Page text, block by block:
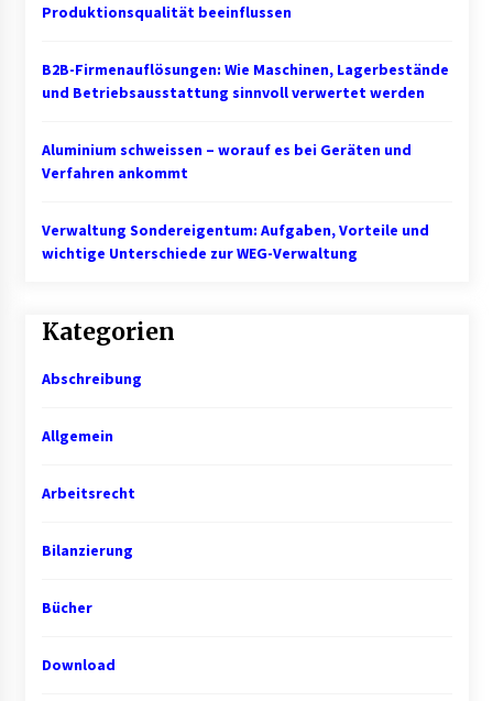
Produktionsqualität beeinflussen
B2B-Firmenauflösungen: Wie Maschinen, Lagerbestände
und Betriebsausstattung sinnvoll verwertet werden
Aluminium schweissen – worauf es bei Geräten und
Verfahren ankommt
Verwaltung Sondereigentum: Aufgaben, Vorteile und
wichtige Unterschiede zur WEG-Verwaltung
Kategorien
Abschreibung
Allgemein
Arbeitsrecht
Bilanzierung
Bücher
Download